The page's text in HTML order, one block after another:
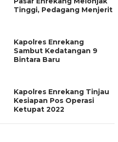
Tinggi, Pedagang Menjerit
Kapolres Enrekang
Sambut Kedatangan 9
Bintara Baru
Kapolres Enrekang Tinjau
Kesiapan Pos Operasi
Ketupat 2022